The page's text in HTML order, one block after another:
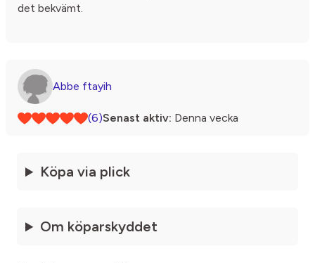
det bekvämt.
Abbe ftayih
(6)Senast aktiv: Denna vecka
Köpa via plick
Om köparskyddet